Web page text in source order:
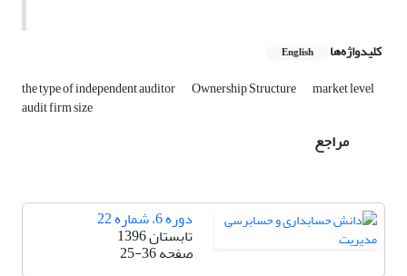
کلیدواژه‌ها English
the type of independent auditor Ownership Structure market level
audit firm size
مراجع
دوره 6، شماره 22
تابستان 1396
صفحه25-36